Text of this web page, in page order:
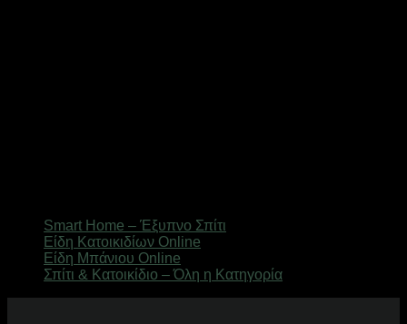
Smart Home – Έξυπνο Σπίτι
Είδη Κατοικιδίων Online
Είδη Μπάνιου Online
Σπίτι & Κατοικίδιο – Όλη η Κατηγορία